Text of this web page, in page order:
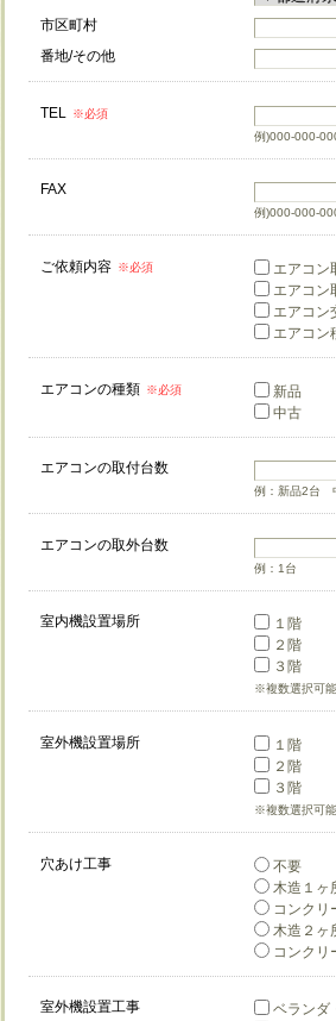
市区町村
番地/その他
TEL
※必須
例)000-000-
FAX
例)000-000-
ご依頼内容 ※必須
エアコン
エアコン
エアコン
エアコン
エアコンの種類 ※必須
新品
中古
エアコンの取付台数
例：新品2台
エアコンの取外台数
例：1台
室内機設置場所
１階
２階
３階
※複数選択可
室外機設置場所
１階
２階
３階
※複数選択可
穴あけ工事
不要
木造１ヶ
コンクリ
木造２ヶ
コンクリ
室外機設置工事
ベランダ